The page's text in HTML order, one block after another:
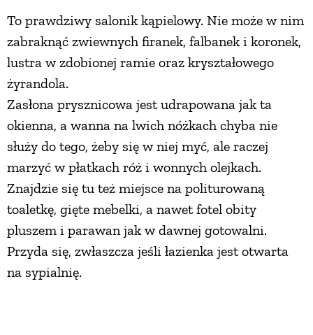
To prawdziwy salonik kąpielowy. Nie może w nim
zabraknąć zwiewnych firanek, falbanek i koronek,
lustra w zdobionej ramie oraz kryształowego
żyrandola.
Zasłona prysznicowa jest udrapowana jak ta
okienna, a wanna na lwich nóżkach chyba nie
służy do tego, żeby się w niej myć, ale raczej
marzyć w płatkach róż i wonnych olejkach.
Znajdzie się tu też miejsce na politurowaną
toaletkę, gięte mebelki, a nawet fotel obity
pluszem i parawan jak w dawnej gotowalni.
Przyda się, zwłaszcza jeśli łazienka jest otwarta
na sypialnię.